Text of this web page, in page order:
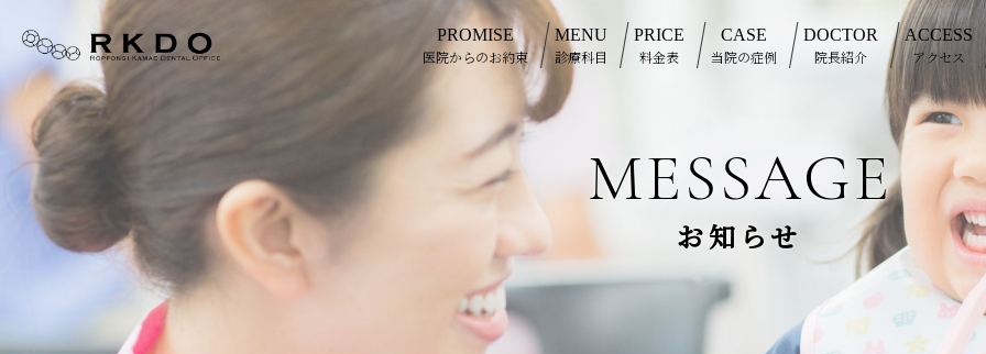
PROMISE
医院からのお約束
MENU
診療科目
PRICE
料金表
CASE
当院の症例
DOCTOR
院長紹介
ACCESS
アクセス
MESSAGE
お知らせ